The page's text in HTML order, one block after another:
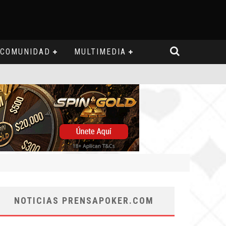
COMUNIDAD MULTIMEDIA
NOTICIAS PRENSAPOKER.COM